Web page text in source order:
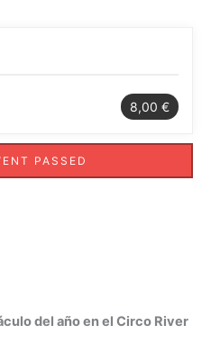
8,00 €
PASSED
del año en el Circo River